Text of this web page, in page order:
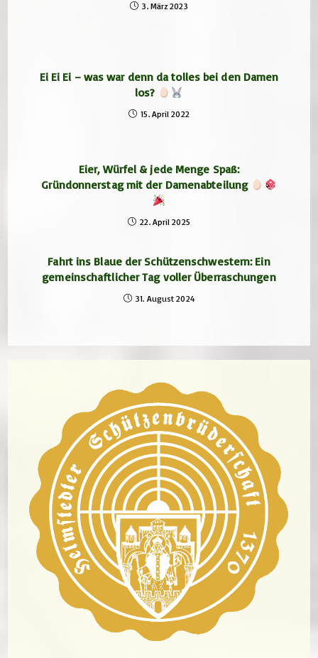
3. März 2023
Ei Ei Ei – was war denn da tolles bei den Damen
los?
15. April 2022
Eier, Würfel & jede Menge Spaß:
Gründonnerstag mit der Damenabteilung
22. April 2025
Fahrt ins Blaue der Schützenschwestern: Ein
gemeinschaftlicher Tag voller Überraschungen
31. August 2024